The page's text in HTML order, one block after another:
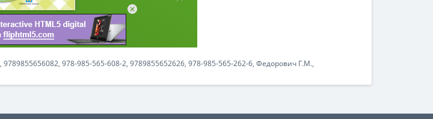
, 9789855656082, 978-985-565-608-2, 9789855652626, 978-985-565-262-6, Федорович Г.М.,